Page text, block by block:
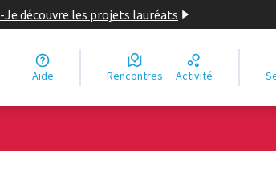
-Je découvre les projets lauréats
Aide Rencontres Activité